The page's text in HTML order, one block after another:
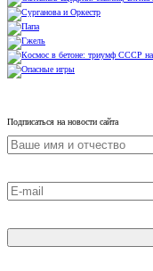
Подписаться на новости сайта